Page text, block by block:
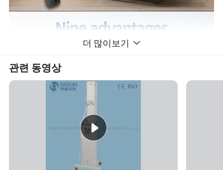
더 많이보기
관련 동영상